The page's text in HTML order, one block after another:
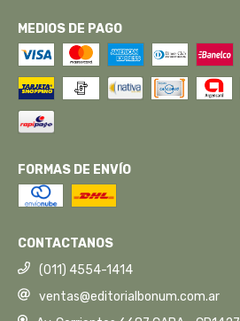
MEDIOS DE PAGO
FORMAS DE ENVÍO
CONTACTANOS
(011) 4554-1414
ventas@editorialbonum.com.ar